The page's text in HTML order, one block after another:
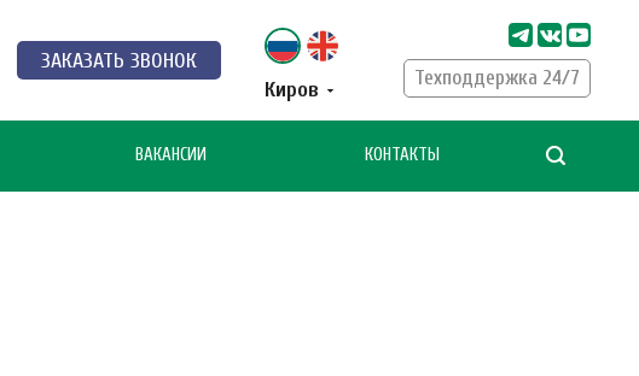
ЗАКАЗАТЬ ЗВОНОК
Киров
Техподдержка 24/7
ВАКАНСИИ КОНТАКТЫ